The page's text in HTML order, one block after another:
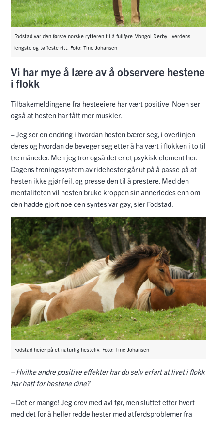
Fodstad var den første norske rytteren til å fullføre Mongol Derby - verdens
lengste og tøffeste ritt. Foto: Tine Johansen
Vi har mye å lære av å observere hestene
i flokk
Tilbakemeldingene fra hesteeiere har vært positive. Noen ser
også at hesten har fått mer muskler.
– Jeg ser en endring i hvordan hesten bærer seg, i overlinjen
deres og hvordan de beveger seg etter å ha vært i flokken i to til
tre måneder. Men jeg tror også det er et psykisk element her.
Dagens treningssystem av ridehester går ut på å passe på at
hesten ikke gjør feil, og presse den til å prestere. Med den
mentaliteten vil hesten bruke kroppen sin annerledes enn om
den hadde gjort noe den syntes var gøy, sier Fodstad.
Fodstad heier på et naturlig hesteliv. Foto: Tine Johansen
– Hvilke andre positive effekter har du selv erfart at livet i flokk
har hatt for hestene dine?
–Det er mange! Jeg drev med avl før, men sluttet etter hvert
med det for å heller redde hester med atferdsproblemer fra